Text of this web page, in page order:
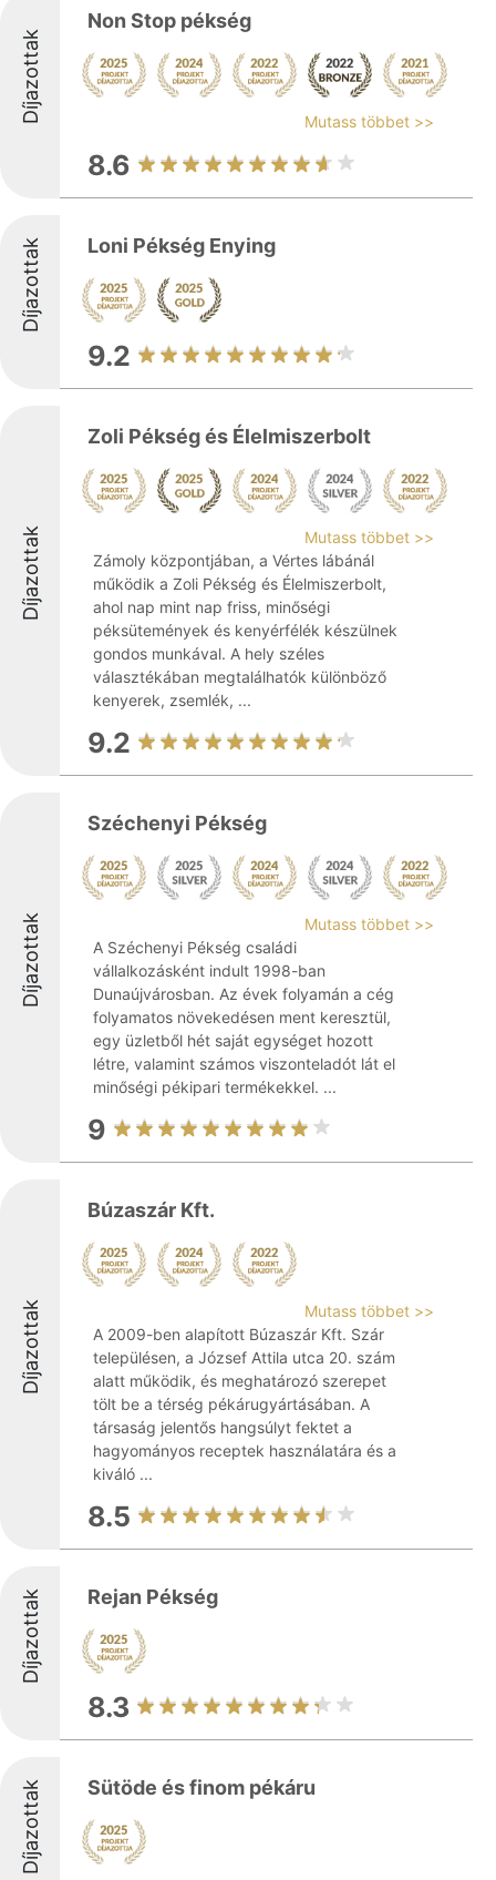
Díjazottak
Non Stop pékség
Mutass többet >>
8.6
Díjazottak Loni Pékség Enying
9.2
Díjazottak
Zoli Pékség és Élelmiszerbolt
Mutass többet >>
Zámoly központjában, a Vértes lábánál
működik a Zoli Pékség és Élelmiszerbolt,
ahol nap mint nap friss, minőségi
péksütemények és kenyérfélék készülnek
gondos munkával. A hely széles
választékában megtalálhatók különböző
kenyerek, zsemlék, ...
9.2
Díjazottak
Széchenyi Pékség
Mutass többet >>
A Széchenyi Pékség családi
vállalkozásként indult 1998-ban
Dunaújvárosban. Az évek folyamán a cég
folyamatos növekedésen ment keresztül,
egy üzletből hét saját egységet hozott
létre, valamint számos viszonteladót lát el
minőségi pékipari termékekkel. ...
9
Díjazottak
Búzaszár Kft.
Mutass többet >>
A 2009-ben alapított Búzaszár Kft. Szár
településen, a József Attila utca 20. szám
alatt működik, és meghatározó szerepet
tölt be a térség pékárugyártásában. A
társaság jelentős hangsúlyt fektet a
hagyományos receptek használatára és a
kiváló ...
8.5
Díjazottak Rejan Pékség
8.3
Díjazottak Sütöde és finom pékáru